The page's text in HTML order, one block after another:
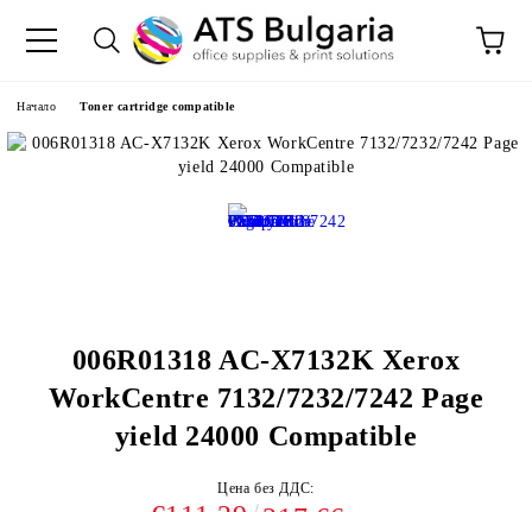
Начало Toner cartridge compatible
006R01318 AC-X7132K Xerox
WorkCentre 7132/7232/7242 Page
yield 24000 Compatible
Цена без ДДС: